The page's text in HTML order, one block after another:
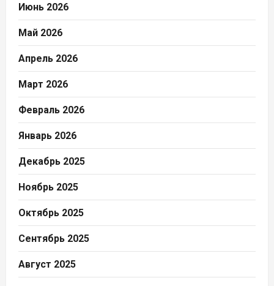
Июнь 2026
Май 2026
Апрель 2026
Март 2026
Февраль 2026
Январь 2026
Декабрь 2025
Ноябрь 2025
Октябрь 2025
Сентябрь 2025
Август 2025